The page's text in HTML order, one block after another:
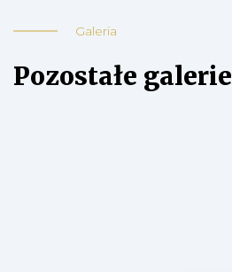
Galeria
Pozostałe galerie